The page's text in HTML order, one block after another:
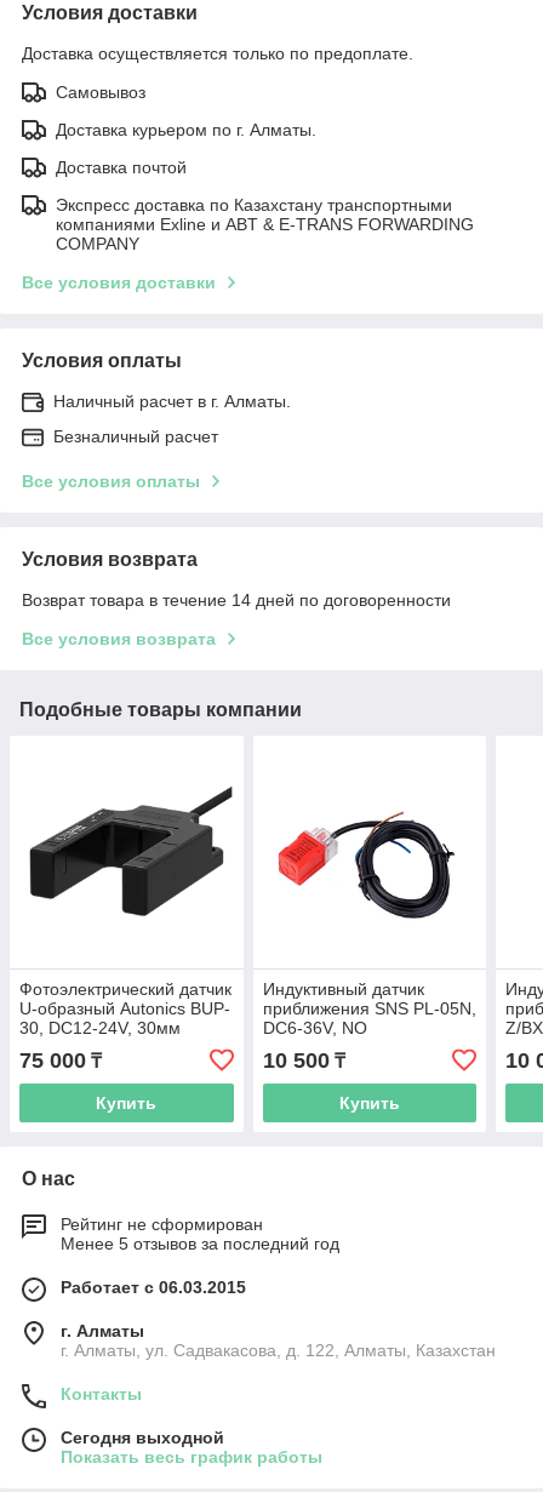
Условия доставки
Доставка осуществляется только по предоплате.
Самовывоз
Доставка курьером по г. Алматы.
Доставка почтой
Экспресс доставка по Казахстану транспортными
компаниями Exline и ABT & E-TRANS FORWARDING
COMPANY
Все условия доставки
Условия оплаты
Наличный расчет в г. Алматы.
Безналичный расчет
Все условия оплаты
Условия возврата
Возврат товара в течение 14 дней по договоренности
Все условия возврата
Подобные товары компании
Фотоэлектрический датчик
U-образный Autonics BUP-
30, DC12-24V, 30мм
75 000 ₸
Купить
Индуктивный датчик
приближения SNS PL-05N,
DC6-36V, NO
10 500₸
Купить
Z/
10
О нас
Рейтинг не сформирован
Менее 5 отзывов за последний год
Работает с 06.03.2015
г. Алматы
г. Алматы, ул. Садвакасова, д. 122, Алматы, Казахстан
Контакты
Сегодня выходной
Показать весь график работы